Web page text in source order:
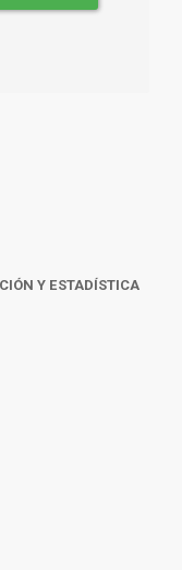
Y ESTADÍSTICA